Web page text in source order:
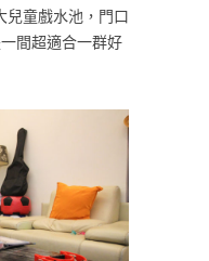
兒童戲水池，門口
間超適合一群好